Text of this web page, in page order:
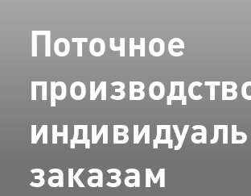
Поточное
заказам